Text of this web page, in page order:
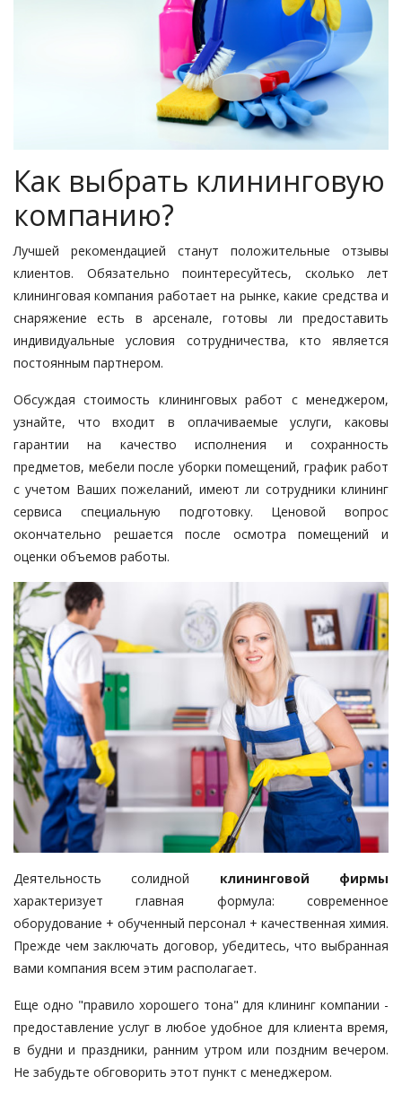
Как выбрать клининговую
компанию?
Лучшей рекомендацией станут положительные отзывы
клиентов. Обязательно поинтересуйтесь, сколько лет
клининговая компания работает на рынке, какие средства и
снаряжение есть в арсенале, готовы ли предоставить
индивидуальные условия сотрудничества, кто является
постоянным партнером.
Обсуждая стоимость клининговых работ с менеджером,
узнайте, что входит в оплачиваемые услуги, каковы
гарантии на качество исполнения и сохранность
предметов, мебели после уборки помещений, график работ
с учетом Ваших пожеланий, имеют ли сотрудники клининг
сервиса специальную подготовку. Ценовой вопрос
окончательно решается после осмотра помещений и
оценки объемов работы.
Деятельность солидной клининговой фирмы
характеризует главная формула: современное
оборудование + обученный персонал + качественная химия.
Прежде чем заключать договор, убедитесь, что выбранная
вами компания всем этим располагает.
Еще одно "правило хорошего тона" для клининг компании -
предоставление услуг в любое удобное для клиента время,
в будни и праздники, ранним утром или поздним вечером.
Не забудьте обговорить этот пункт с менеджером.